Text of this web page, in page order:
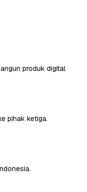
produk digital.
pihak ketiga.